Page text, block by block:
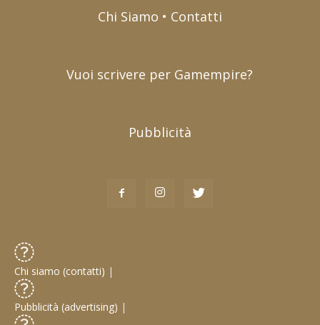
Chi Siamo • Contatti
Vuoi scrivere per Gamempire?
Pubblicità
Chi siamo (contatti) |
Pubblicità (advertising) |